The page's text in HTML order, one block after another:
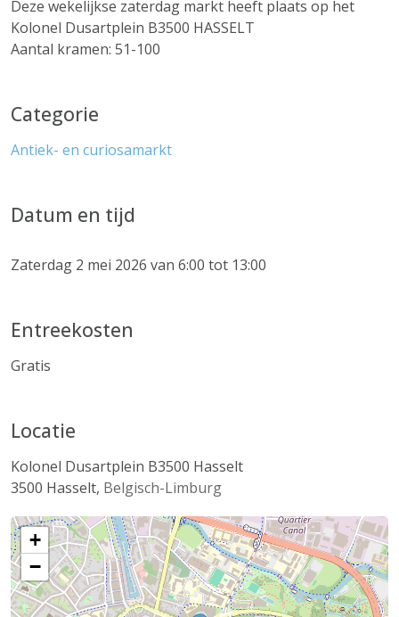
Deze wekelijkse zaterdag markt heeft plaats op het
Kolonel Dusartplein B3500 HASSELT
Aantal kramen: 51-100
Categorie
Antiek- en curiosamarkt
Datum en tijd
Zaterdag 2 mei 2026 van 6:00 tot 13:00
Entreekosten
Gratis
Locatie
Kolonel Dusartplein B3500 Hasselt
3500 Hasselt, Belgisch-Limburg
+
−